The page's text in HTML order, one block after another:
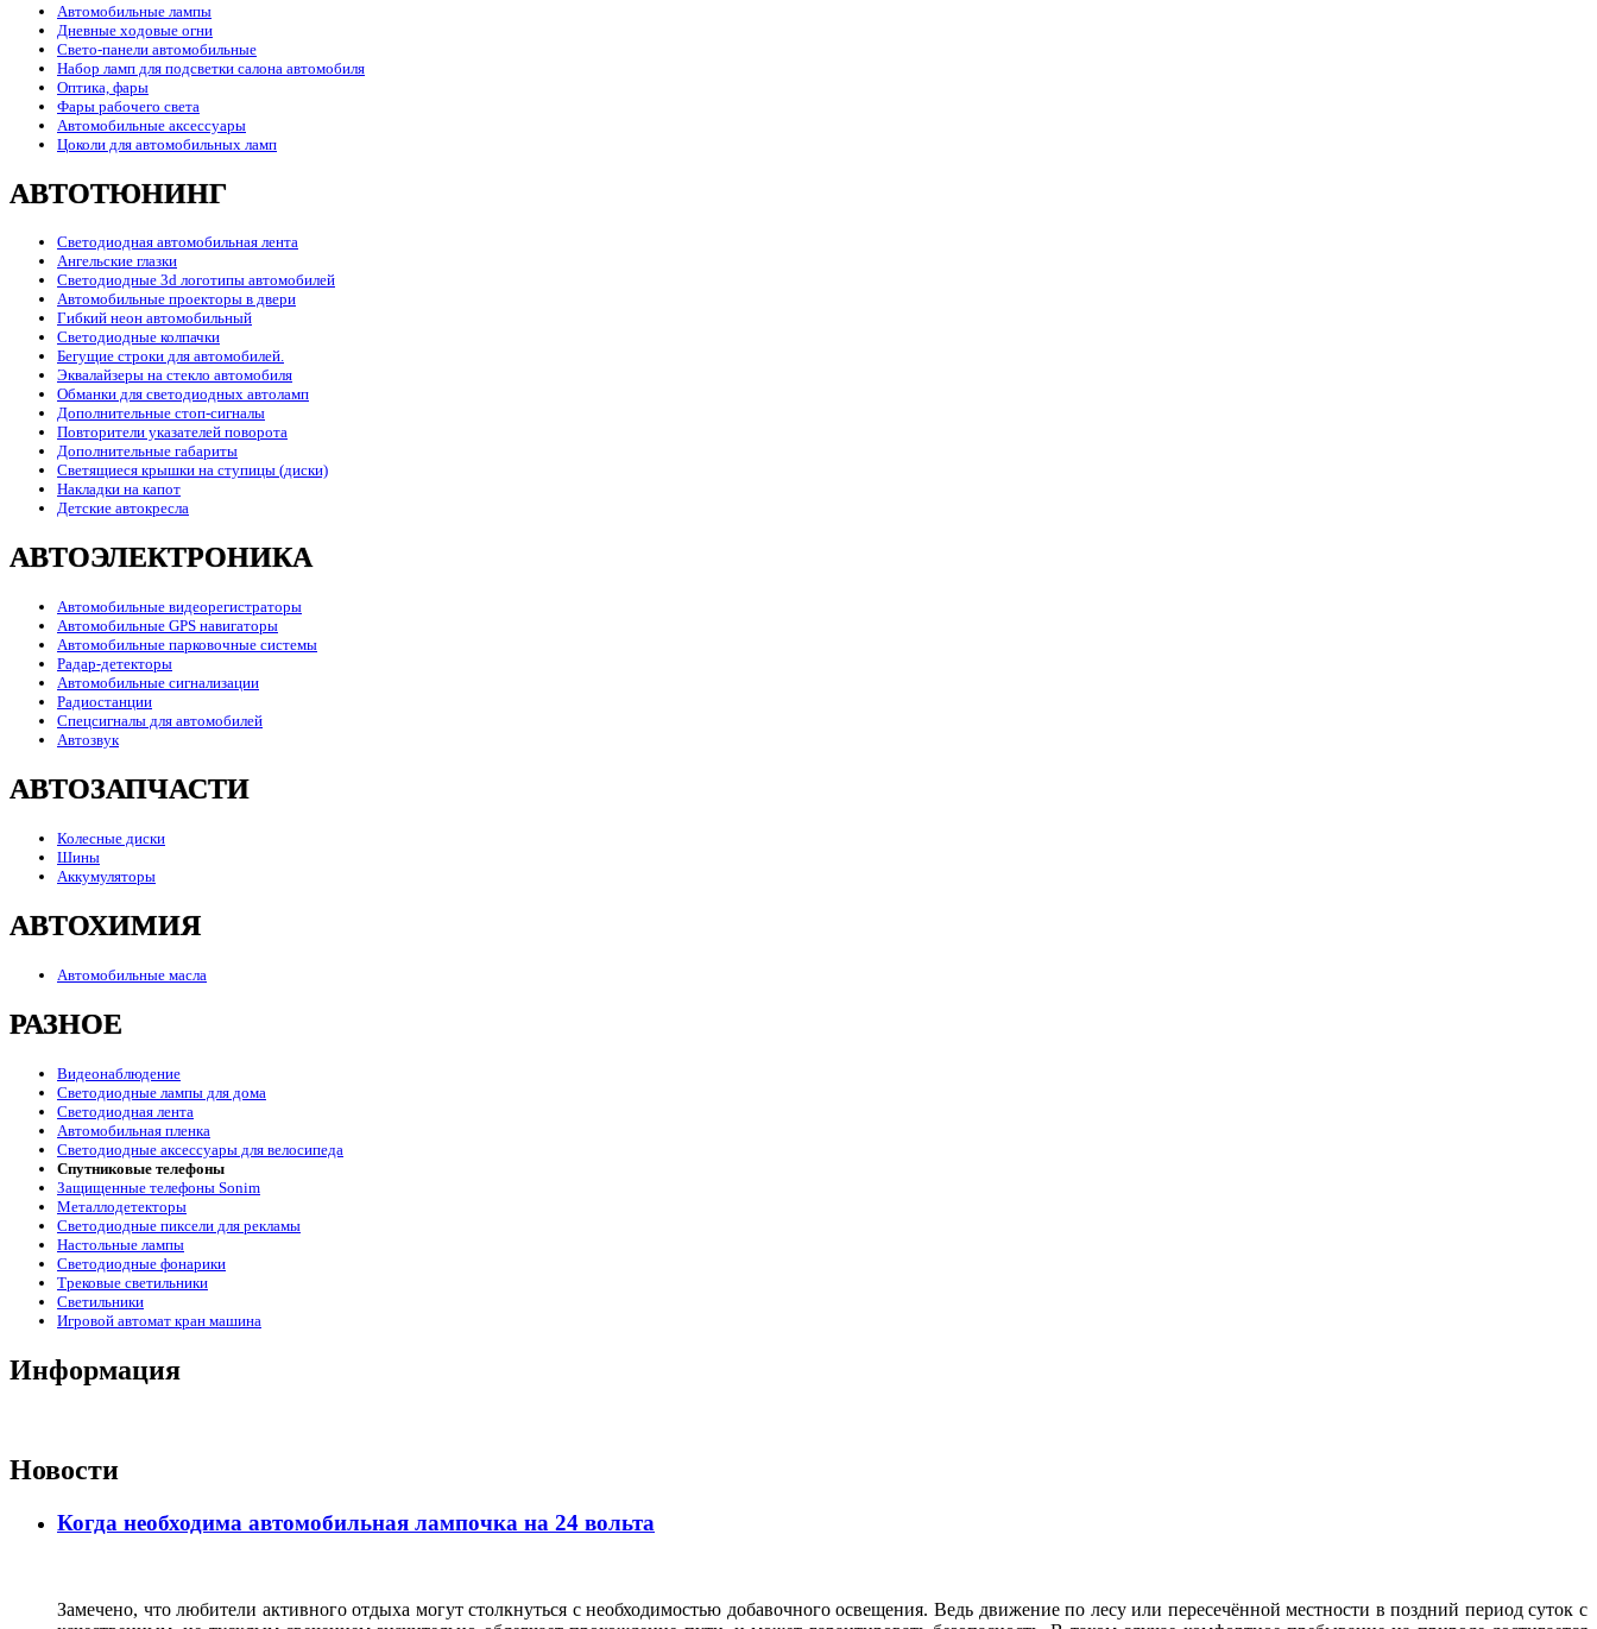
Автомобильные лампы
Дневные ходовые огни
Свето-панели автомобильные
Набор ламп для подсветки салона автомобиля
Оптика, фары
Фары рабочего света
Автомобильные аксессуары
Цоколи для автомобильных ламп
АВТОТЮНИНГ
Светодиодная автомобильная лента
Ангельские глазки
Светодиодные 3d логотипы автомобилей
Автомобильные проекторы в двери
Гибкий неон автомобильный
Светодиодные колпачки
Бегущие строки для автомобилей.
Эквалайзеры на стекло автомобиля
Обманки для светодиодных автоламп
Дополнительные стоп-сигналы
Повторители указателей поворота
Дополнительные габариты
Светящиеся крышки на ступицы (диски)
Накладки на капот
Детские автокресла
АВТОЭЛЕКТРОНИКА
Автомобильные видеорегистраторы
Автомобильные GPS навигаторы
Автомобильные парковочные системы
Радар-детекторы
Автомобильные сигнализации
Радиостанции
Спецсигналы для автомобилей
Автозвук
АВТОЗАПЧАСТИ
Колесные диски
Шины
Аккумуляторы
АВТОХИМИЯ
Автомобильные масла
РАЗНОЕ
Видеонаблюдение
Светодиодные лампы для дома
Светодиодная лента
Автомобильная пленка
Светодиодные аксессуары для велосипеда
Спутниковые телефоны
Защищенные телефоны Sonim
Металлодетекторы
Светодиодные пиксели для рекламы
Настольные лампы
Светодиодные фонарики
Трековые светильники
Светильники
Игровой автомат кран машина
Информация
Новости
Когда необходима автомобильная лампочка на 24 вольта
Замечено, что любители активного отдыха могут столкнуться с необходимостью добавочного освещения. Ведь движение по лесу или пересечённой местности в поздний период суток с